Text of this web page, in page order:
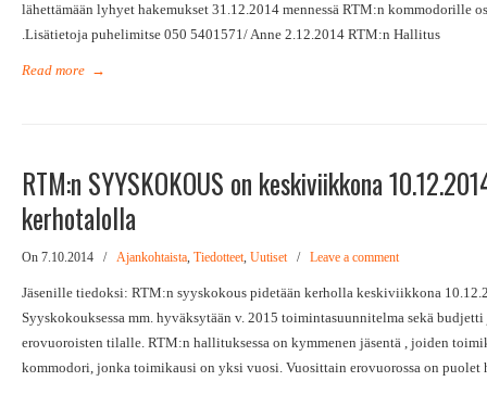
lähettämään lyhyet hakemukset 31.12.2014 mennessä RTM:n kommodorille
.Lisätietoja puhelimitse 050 5401571/ Anne 2.12.2014 RTM:n Hallitus
Read more →
RTM:n SYYSKOKOUS on keskiviikkona
kerhotalolla
On 7.10.2014 / Ajankohtaista, Tiedotteet, Uutiset / Leave a comment
Jäsenille tiedoksi: RTM:n syyskokous pidetään kerholla keskiviikkona
Syyskokouksessa mm. hyväksytään v. 2015 toimintasuunnitelma sekä
erovuoroisten tilalle. RTM:n hallituksessa on kymmenen jäsentä , joiden
kommodori, jonka toimikausi on yksi vuosi. Vuosittain erovuorossa on puolet